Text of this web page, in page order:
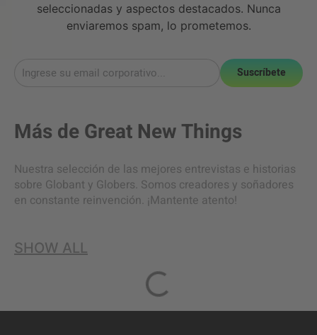
seleccionadas y aspectos destacados. Nunca
enviaremos spam, lo prometemos.
Suscríbete
Más deGreat New Things
Nuestra selección de las mejores entrevistas e historias
sobre Globant y Globers. Somos creadores y soñadores
en constante reinvención. ¡Mantente atento!
SHOW ALL